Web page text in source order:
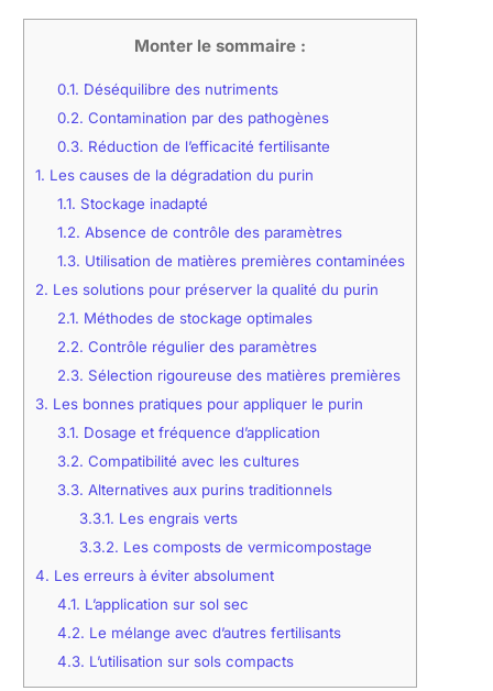
Monter le sommaire :
0.1. Déséquilibre des nutriments
0.2. Contamination par des pathogènes
0.3. Réduction de l’efficacité fertilisante
1. Les causes de la dégradation du purin
1.1. Stockage inadapté
1.2. Absence de contrôle des paramètres
1.3. Utilisation de matières premières contaminées
2. Les solutions pour préserver la qualité du purin
2.1. Méthodes de stockage optimales
2.2. Contrôle régulier des paramètres
2.3. Sélection rigoureuse des matières premières
3. Les bonnes pratiques pour appliquer le purin
3.1. Dosage et fréquence d’application
3.2. Compatibilité avec les cultures
3.3. Alternatives aux purins traditionnels
3.3.1. Les engrais verts
3.3.2. Les composts de vermicompostage
4. Les erreurs à éviter absolument
4.1. L’application sur sol sec
4.2. Le mélange avec d’autres fertilisants
4.3. L’utilisation sur sols compacts